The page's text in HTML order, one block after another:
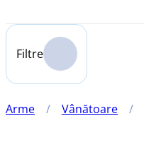
Filtre
Arme / Vânătoare /